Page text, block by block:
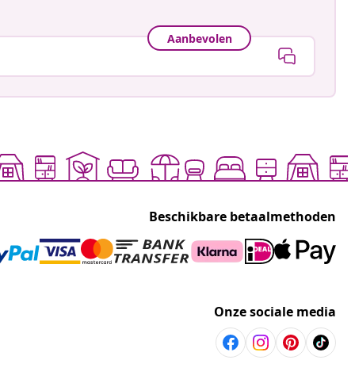
Aanbevolen
Beschikbare betaalmethoden
Onze sociale media